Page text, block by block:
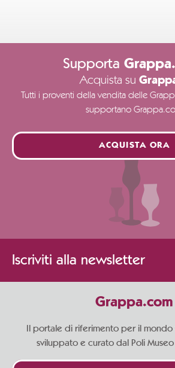
Supporta
Acquista su
Tutti i proventi della vendita delle
supportano
ACQUISTA ORA
Iscriviti alla newsletter
Grappa.com
Il portale di riferimento per il
sviluppato e curato dal Poli